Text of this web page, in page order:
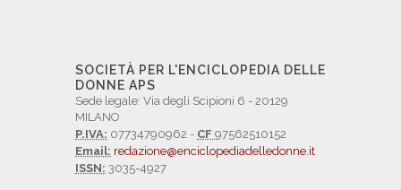
SOCIETÀ PER L'ENCICLOPEDIA DELLE
DONNE APS
Sede legale: Via degli Scipioni 6 - 20129
MILANO
P.IVA: 07734790962 - CF 97562510152
Email: redazione@enciclopediadelledonne.it
ISSN: 3035-4927